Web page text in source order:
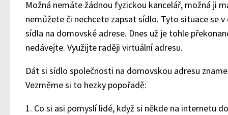
Možná nemáte žádnou fyzickou kancelář, možná ji
nemůžete či nechcete zapsat sídlo. Tyto situace se
sídla na domovské adrese. Dnes už je tohle
nedávejte. Využijte raději virtuální adresu.
Dát si sídlo společnosti na domovskou adresu
Vezměme si to hezky popořadě:
1. Co si asi pomyslí lidé, když si někde na internetu